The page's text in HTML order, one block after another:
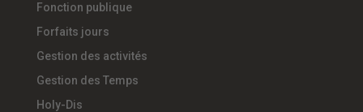
Fonction publique
Forfaits jours
Gestion des activités
Gestion des Temps
Holy-Dis